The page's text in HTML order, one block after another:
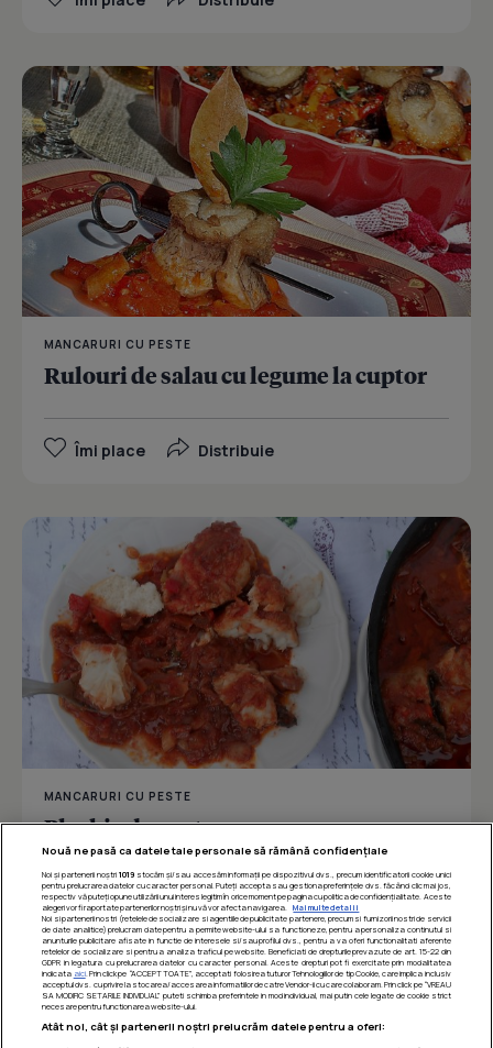
MANCARURI CU PESTE
Rulouri de salau cu legume la cuptor
Îmi place Distribuie
MANCARURI CU PESTE
Plachie de peste
Îmi place Distribuie
Nouă ne pasă ca datele tale personale să rămână confidențiale
Noi și partenerii noștri 1019stocăm și/sau accesăm informații pe dispozitivul dvs., precum identificatorii cookie unici
pentru prelucrarea datelor cu caracter personal. Puteți accepta sau gestiona preferințele dvs. făcând clic mai jos,
respectiv vă puteți opune utilizării unui interes legitim în orice moment pe pagina cu politica de confidențialitate. Aceste
alegeri vor fi raportate partenerilor noștri și nu vă vor afecta navigarea.
Mai multe detalii
Noi si partenerii nostri (retelele de socializare si agentiile de publicitate partenere, precum si furnizorii nostri de servicii
de date analitice) prelucram date pentru a permite website-ului sa functioneze, pentru a personaliza continutul si
anunturile publicitare afisate in functie de interesele si/sau profilul dvs., pentru a va oferi functionalitati aferente
retelelor de socializare si pentru a analiza traficul pe website. Beneficiati de drepturile prevazute de art. 15-22 din
GDPR in legatura cu prelucrarea datelor cu caracter personal. Aceste drepturi pot fi exercitate prin modalitatea
indicata aici. Prin click pe “ACCEPT TOATE”, acceptati folosirea tuturor Tehnologiilor de tip Cookie, care implica inclusiv
acceptul dvs. cu privire la stocarea/accesarea informatiilor de catre Vendor-ii cu care colaboram. Prin click pe “VREAU
SA MODIFIC SETARILE INDIVIDUAL” puteti schimba preferintele in mod individual, mai putin cele legate de cookie strict
necesare pentru functionarea website-ului.
Atât noi, cât și partenerii noștri prelucrăm datele pentru a oferi: